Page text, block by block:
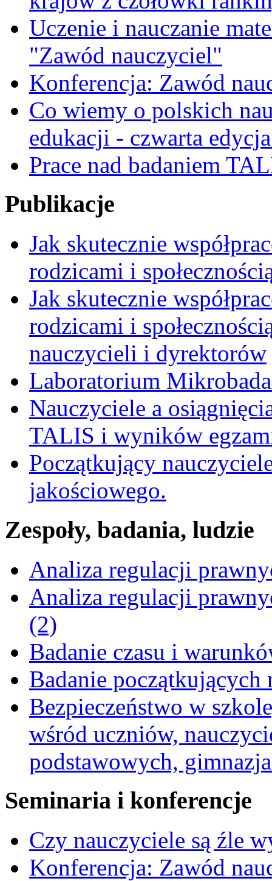
Uczenie i nauczanie
"Zawód nauczyciel"
Konferencja: Zawód
Co wiemy o polskich
edukacji - czwarta
Prace nad badaniem
Publikacje
Jak skutecznie
rodzicami i
Jak skutecznie
rodzicami i
nauczycieli i dyrektorów
Laboratorium
Nauczyciele a
TALIS i wyników
Początkujący
jakościowego.
Zespoły, badania, ludzie
Analiza regulacji
Analiza regulacji
(2)
Badanie czasu i
Badanie początkujących
Bezpieczeństwo w
wśród uczniów,
podstawowych,
Seminaria i konferencje
Czy nauczyciele są źle
Konferencja: Zawód